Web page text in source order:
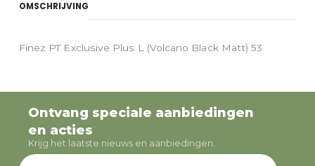
OMSCHRIJVING
Finez PT Exclusive Plus L (Volcano Black Matt) 53
Ontvang speciale aanbiedingen
en acties
Krijg het laatste nieuws en aanbiedingen.